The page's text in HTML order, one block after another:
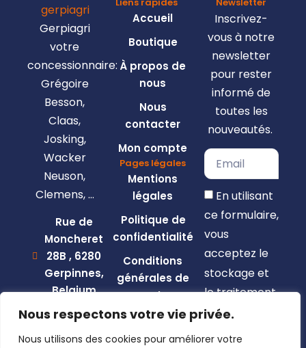
Nous respectons votre vie privée.
Nous utilisons des cookies pour améliorer votre
Gerpiagri
votre
concessionnaire:
Grégoire
Besson,
Claas,
Josking,
Wacker
Neuson,
Clemens, …
Rue de
Moncheret
28B , 6280
Gerpinnes,
Belgium
+32 492
Accueil
Boutique
À propos de
nous
Nous
contacter
Mon compte
Pages légales
Mentions
légales
Politique de
confidentialité
Conditions
générales de
vente
Inscrivez-
vous à notre
newsletter
pour rester
informé de
toutes les
nouveautés.
En utilisant
ce formulaire,
vous
acceptez le
stockage et
le traitement
de vos